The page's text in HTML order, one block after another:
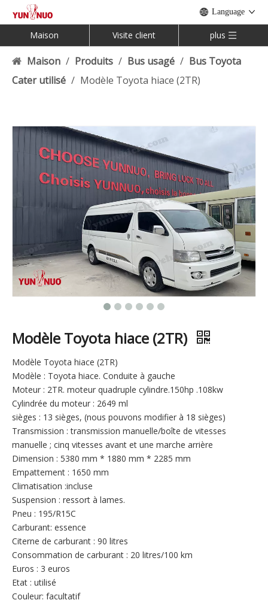
Language
Maison Visite client plus
Maison / Produits / Bus usagé / Bus Toyota
Cater utilisé / Modèle Toyota hiace (2TR)
Modèle Toyota hiace (2TR)
Modèle Toyota hiace (2TR)
Modèle : Toyota hiace. Conduite à gauche
Moteur : 2TR. moteur quadruple cylindre.150hp .108kw
Cylindrée du moteur : 2649 ml
sièges : 13 sièges, (nous pouvons modifier à 18 sièges)
Transmission : transmission manuelle/boîte de vitesses
manuelle ; cinq vitesses avant et une marche arrière
Dimension : 5380 mm * 1880 mm * 2285 mm
Empattement : 1650 mm
Climatisation :incluse
Suspension : ressort à lames.
Pneu : 195/R15C
Carburant: essence
Citerne de carburant : 90 litres
Consommation de carburant : 20 litres/100 km
Euros : 3 euros
Etat : utilisé
Couleur: facultatif